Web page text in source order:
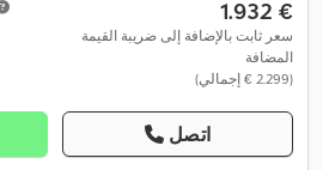
‏1.932 €
سعر ثابت بالإضافة إلى ضريبة القيمة
المضافة
(‏2.299 € إجمالي)
اتصل